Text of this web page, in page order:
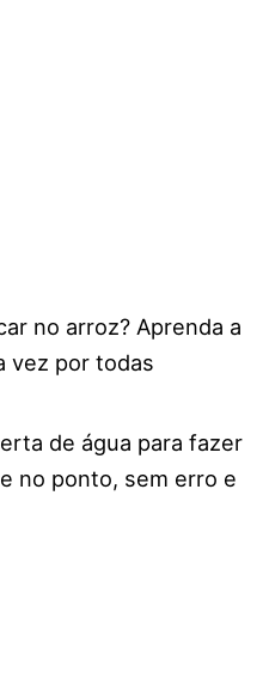
de água para fazer
no ponto, sem erro e